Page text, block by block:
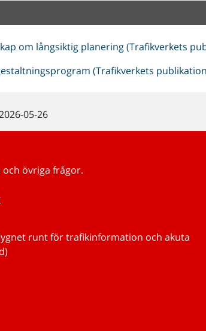
om långsiktig planering (Trafikverkets
(Trafikverkets
05-26
och övriga frågor.
runt för trafikinformation och akuta